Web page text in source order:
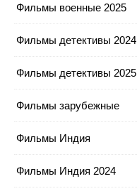
Фильмы военные 2025
Фильмы детективы 2024
Фильмы детективы 2025
Фильмы зарубежные
Фильмы Индия
Фильмы Индия 2024